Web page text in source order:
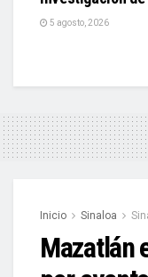
5 agosto, 2026
Inicio Sinaloa
Mazatlán